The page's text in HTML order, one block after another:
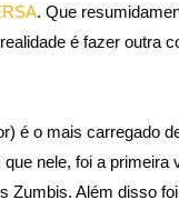
. Que
é fazer outra
é o mais carregado
nele, foi a primeira
Zumbis. Além disso